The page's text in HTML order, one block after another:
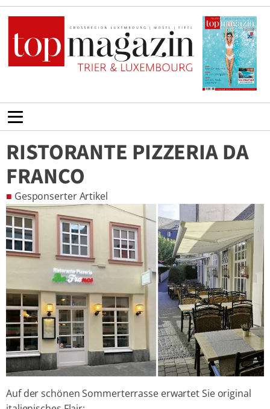
RISTORANTE PIZZERIA DA
FRANCO
■ Gesponserter Artikel
Auf der schönen Sommerterrasse erwartet Sie original